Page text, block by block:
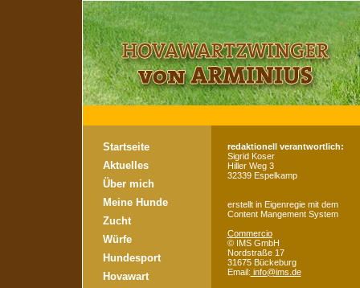
Startseite
Aktuelles
Über mich
Meine Hunde
Zucht
Würfe
Hundesport
Hovawart
redaktionell verantwortlich:
Sigrid Koser
Hiller Weg 3
32339 Espelkamp
erstellt in Eigenregie mit dem
Content Mangement System
Commercio
©IMS GmbH
Nordstraße 17
31675 Bückeburg
Email: info@ims.de